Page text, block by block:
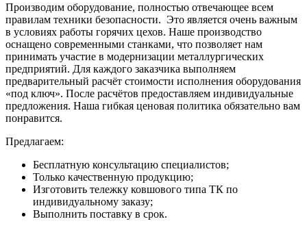
Производим оборудование, полностью отвечающее всем
правилам техники безопасности. Это является очень важным
в условиях работы горячих цехов. Наше производство
оснащено современными станками, что позволяет нам
принимать участие в модернизации металлургических
предприятий. Для каждого заказчика выполняем
предварительный расчёт стоимости исполнения оборудования
«под ключ». После расчётов предоставляем индивидуальные
предложения. Наша гибкая ценовая политика обязательно вам
понравится.
Предлагаем:
Бесплатную консультацию специалистов;
Только качественную продукцию;
Изготовить тележку ковшового типа ТК по
индивидуальному заказу;
Выполнить поставку в срок.